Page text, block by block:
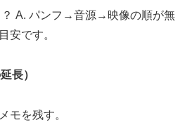
？ A. パンフ→音源→映像の順が無
安です。
長）
モを残す。